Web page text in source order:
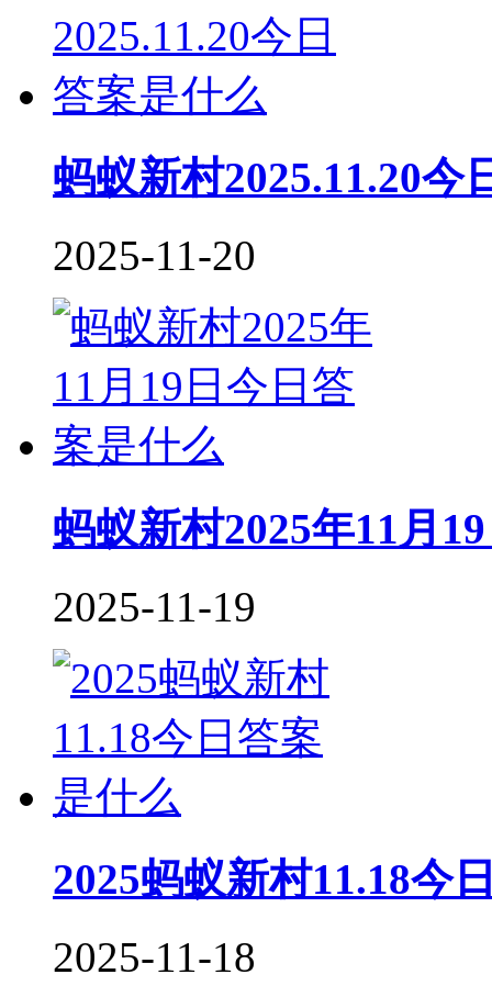
蚂蚁新村2025.11.20今
2025-11-20
蚂蚁新村2025年11月
2025-11-19
2025蚂蚁新村11.18今
2025-11-18